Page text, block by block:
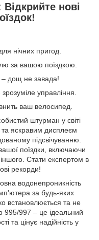
нові
нічних пригод.
за вашою поїздкою.
– дощ не завада!
зрозуміле управління.
ваш велосипед.
штурман у світі
та яскравим дисплеєм
підсвічуванню.
поїздки, включаючи
Стати експертом в
рекорди!
водонепроникність
за будь-яких
встановлюється та не
995/997 – це ідеальний
та цінує надійність у